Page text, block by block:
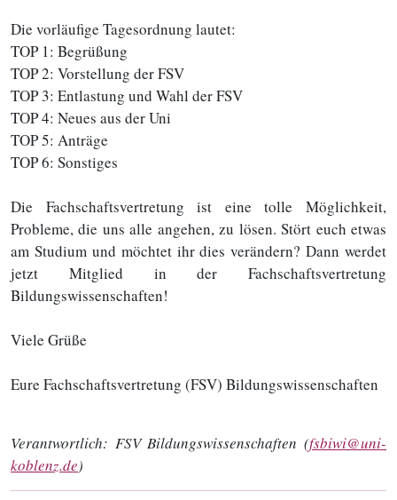
Die vorläufige Tagesordnung lautet:
TOP 1: Begrüßung
TOP 2: Vorstellung der FSV
TOP 3: Entlastung und Wahl der FSV
TOP 4: Neues aus der Uni
TOP 5: Anträge
TOP 6: Sonstiges
Die Fachschaftsvertretung ist eine tolle Möglichkeit,
Probleme, die uns alle angehen, zu lösen. Stört euch etwas
am Studium und möchtet ihr dies verändern? Dann werdet
jetzt Mitglied in der Fachschaftsvertretung
Bildungswissenschaften!
Viele Grüße
Eure Fachschaftsvertretung (FSV) Bildungswissenschaften
Verantwortlich: FSV Bildungswissenschaften (fsbiwi@uni-
koblenz.de)